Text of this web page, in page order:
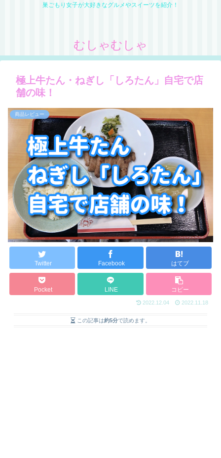
巣ごもり女子が大好きなグルメやスイーツを紹介！
むしゃむしゃ
極上牛たん・ねぎし「しろたん」自宅で店
舗の味！
商品レビュー
Twitter Facebook はてブ
Pocket LINE コピー
2022.12.04 2022.11.18
この記事は約5分で読めます。